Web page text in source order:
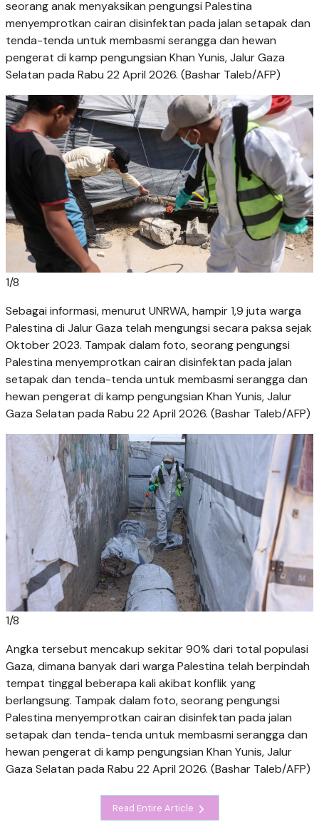
seorang anak menyaksikan pengungsi Palestina
menyemprotkan cairan disinfektan pada jalan setapak dan
tenda-tenda untuk membasmi serangga dan hewan
pengerat di kamp pengungsian Khan Yunis, Jalur Gaza
Selatan pada Rabu 22 April 2026. (Bashar Taleb/AFP)
1/8
Sebagai informasi, menurut UNRWA, hampir 1,9 juta warga
Palestina di Jalur Gaza telah mengungsi secara paksa sejak
Oktober 2023. Tampak dalam foto, seorang pengungsi
Palestina menyemprotkan cairan disinfektan pada jalan
setapak dan tenda-tenda untuk membasmi serangga dan
hewan pengerat di kamp pengungsian Khan Yunis, Jalur
Gaza Selatan pada Rabu 22 April 2026. (Bashar Taleb/AFP)
1/8
Angka tersebut mencakup sekitar 90% dari total populasi
Gaza, dimana banyak dari warga Palestina telah berpindah
tempat tinggal beberapa kali akibat konflik yang
berlangsung. Tampak dalam foto, seorang pengungsi
Palestina menyemprotkan cairan disinfektan pada jalan
setapak dan tenda-tenda untuk membasmi serangga dan
hewan pengerat di kamp pengungsian Khan Yunis, Jalur
Gaza Selatan pada Rabu 22 April 2026. (Bashar Taleb/AFP)
Read Entire Article